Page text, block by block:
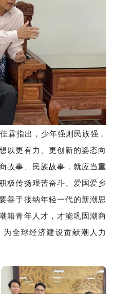
霖指出，少年强则民族强，
以更有力、更创新的姿态向
故事、民族故事，就应当重
极传扬艰苦奋斗、爱国爱乡
善于接纳年轻一代的新潮思
籍青年人才，才能巩固潮商
全球经济建设贡献潮人力